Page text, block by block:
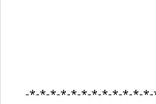
-*-*-*-*-*-*-*-*-*-*-*-